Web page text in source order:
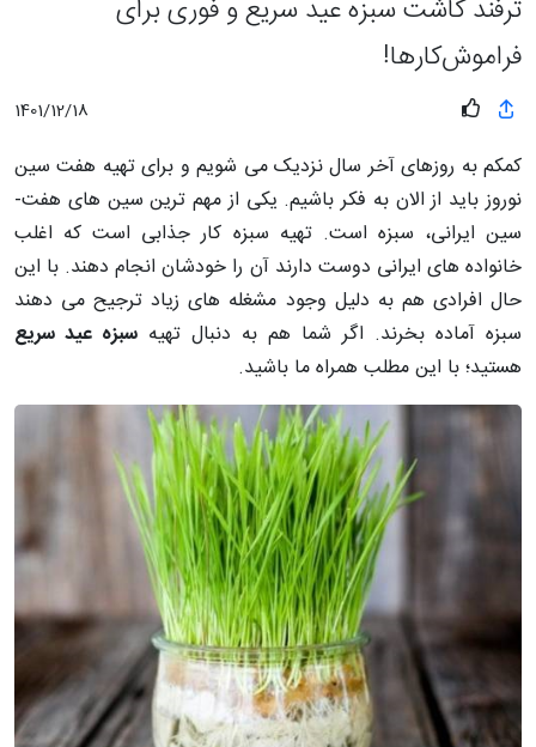
ترفند کاشت سبزه عید سریع و فوری برای
فراموش‌کارها!
1401/12/18
کم­کم به روزهای آخر سال نزدیک می ­شویم و برای تهیه هفت ­سین
نوروز باید از الان به فکر باشیم. یکی از مهم ­ترین سین­ های هفت­
سین ایرانی، سبزه است. تهیه سبزه کار جذابی است که اغلب
خانواده­ های ایرانی دوست دارند آن را خودشان انجام دهند. با این
حال افرادی هم به دلیل وجود مشغله­ های زیاد ترجیح می­ دهند
سبزه آماده بخرند. اگر شما هم به دنبال تهیه سبزه عید سریع
هستید؛ با این مطلب همراه ما باشید.